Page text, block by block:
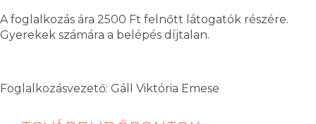
A foglalkozás ára 2500 Ft felnőtt látogatók részére.
Gyerekek számára a belépés díjtalan.
Foglalkozásvezető: Gáll Viktória Emese